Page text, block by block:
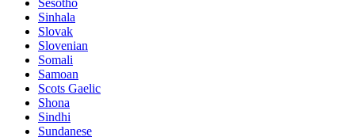
Sesotho
Sinhala
Slovak
Slovenian
Somali
Samoan
Scots Gaelic
Shona
Sindhi
Sundanese